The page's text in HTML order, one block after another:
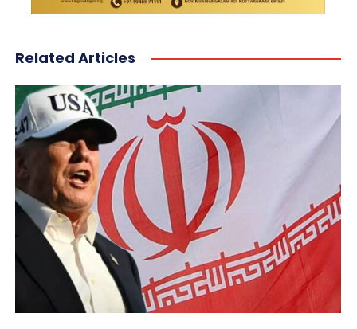
Related Articles